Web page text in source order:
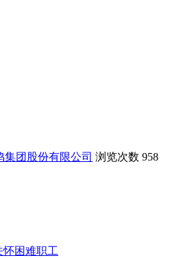
集团股份有限公司 浏览次数 958
怀困难职工